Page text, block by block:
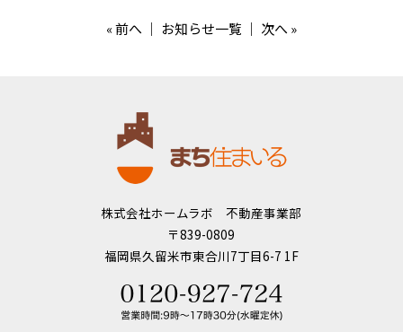
«前へ ｜ お知らせ一覧 ｜ 次へ »
株式会社ホームラボ 不動産事業部
〒839-0809
福岡県久留米市東合川7丁目6-7 1F